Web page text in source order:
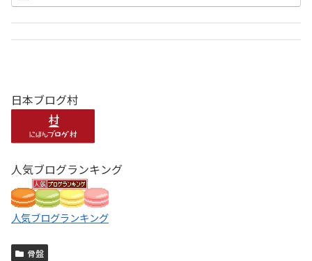
日本ブログ村
人気ブログランキング
人気ブログランキング
骨盤